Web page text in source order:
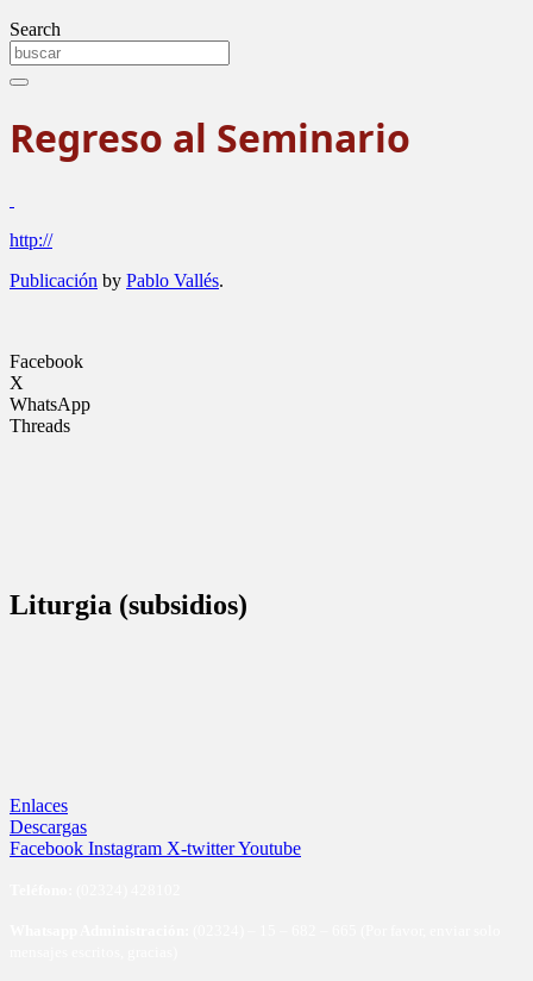
Search
Regreso al Seminario
http://
Publicación by Pablo Vallés.
Facebook
X
WhatsApp
Threads
Liturgia (subsidios)
Enlaces
Descargas
Facebook Instagram X-twitterYoutube